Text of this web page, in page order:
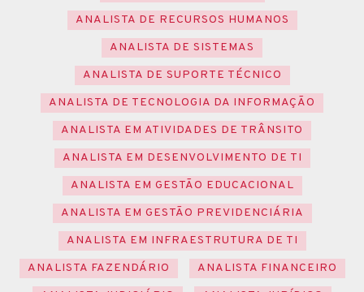
ANALISTA DE RECURSOS HUMANOS
ANALISTA DE SISTEMAS
ANALISTA DE SUPORTE TÉCNICO
ANALISTA DE TECNOLOGIA DA INFORMAÇÃO
ANALISTA EM ATIVIDADES DE TRÂNSITO
ANALISTA EM DESENVOLVIMENTO DE TI
ANALISTA EM GESTÃO EDUCACIONAL
ANALISTA EM GESTÃO PREVIDENCIÁRIA
ANALISTA EM INFRAESTRUTURA DE TI
ANALISTA FAZENDÁRIO
ANALISTA FINANCEIRO